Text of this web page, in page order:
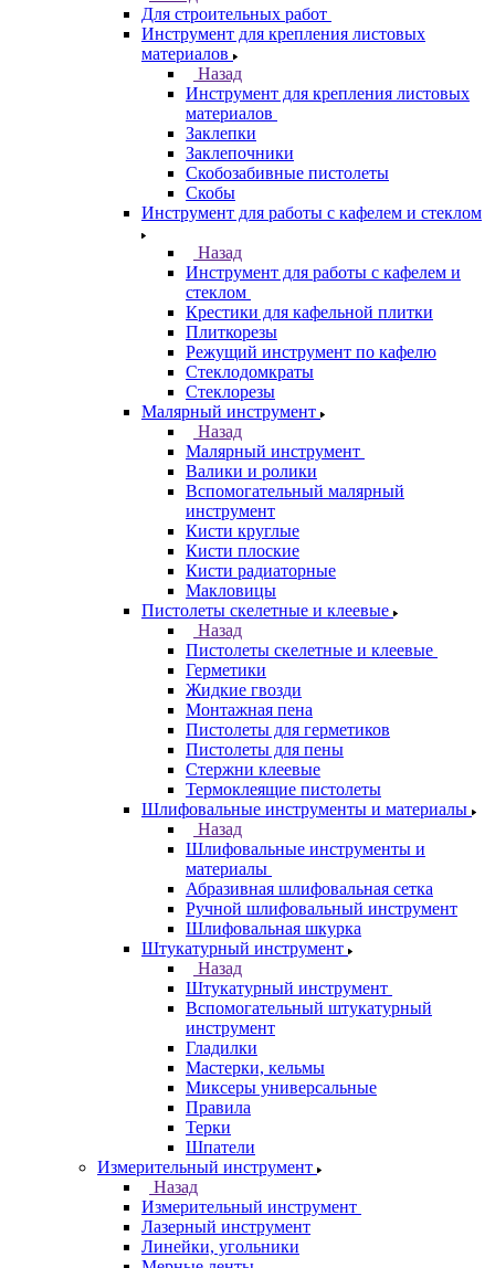
Для строительных работ
Инструмент для крепления листовых
материалов
Назад
Инструмент для крепления листовых
материалов
Заклепки
Заклепочники
Скобозабивные пистолеты
Скобы
Инструмент для работы с кафелем и стеклом
Назад
Инструмент для работы с кафелем и
стеклом
Крестики для кафельной плитки
Плиткорезы
Режущий инструмент по кафелю
Стеклодомкраты
Стеклорезы
Малярный инструмент
Назад
Малярный инструмент
Валики и ролики
Вспомогательный малярный
инструмент
Кисти круглые
Кисти плоские
Кисти радиаторные
Макловицы
Пистолеты скелетные и клеевые
Назад
Пистолеты скелетные и клеевые
Герметики
Жидкие гвозди
Монтажная пена
Пистолеты для герметиков
Пистолеты для пены
Стержни клеевые
Термоклеящие пистолеты
Шлифовальные инструменты и материалы
Назад
Шлифовальные инструменты и
материалы
Абразивная шлифовальная сетка
Ручной шлифовальный инструмент
Шлифовальная шкурка
Штукатурный инструмент
Назад
Штукатурный инструмент
Вспомогательный штукатурный
инструмент
Гладилки
Мастерки, кельмы
Миксеры универсальные
Правила
Терки
Шпатели
Измерительный инструмент
Назад
Измерительный инструмент
Лазерный инструмент
Линейки, угольники